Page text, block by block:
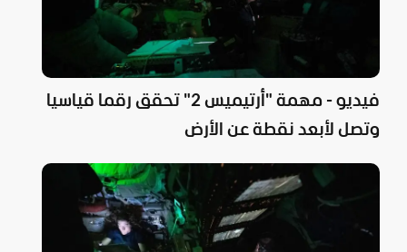
فيديو - مهمة "أرتيميس 2" تحقق رقما قياسيا
وتصل لأبعد نقطة عن الأرض